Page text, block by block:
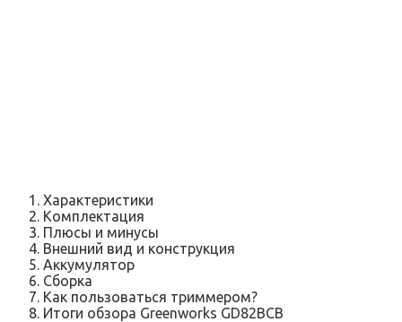
Характеристики
Комплектация
Плюсы и минусы
Внешний вид и конструкция
Аккумулятор
Сборка
Как пользоваться триммером?
Итоги обзора Greenworks GD82BCB